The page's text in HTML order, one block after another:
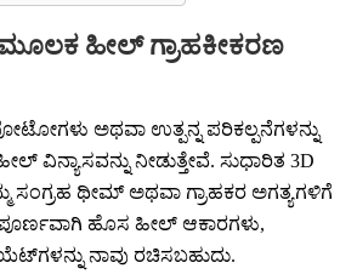
ಹೀಲ್ ಗ್ರಾಹಕೀಕರಣ
ಅಥವಾ ಉತ್ಪನ್ನ ಪರಿಕಲ್ಪನೆಗಳನ್ನು
ವಿನ್ಯಾಸವನ್ನು ನೀಡುತ್ತೇವೆ. ಸುಧಾರಿತ 3D
ಥೀಮ್ ಅಥವಾ ಗ್ರಾಹಕರ ಅಗತ್ಯಗಳಿಗೆ
ಹೊಸ ಹೀಲ್ ಆಕಾರಗಳು,
ನಾವು ರಚಿಸಬಹುದು.